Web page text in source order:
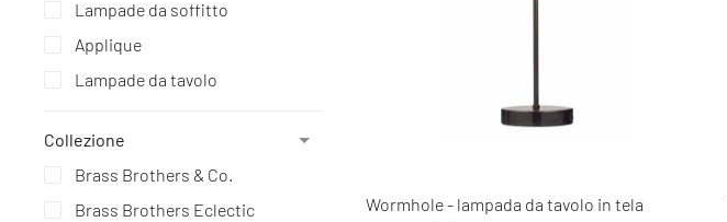
Lampade da soffitto
Applique
Lampade da tavolo
Collezione
Brass Brothers & Co.
Brass Brothers Eclectic
Wormhole - lampada da tavolo in tela